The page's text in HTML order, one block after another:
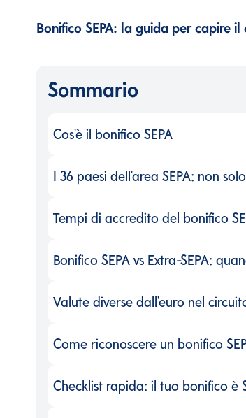
Bonifico SEPA: la guida per capire
Sommario
Cos'è il bonifico SEPA-
Cos'è il bonifico SEPA
I 36 paesi dell'area SEPA: non
I 36 paesi dell'area SEPA: non
Tempi di accredito del bonifico
Tempi di accredito del bonifico
Bonifico SEPA vs Extra-SEPA:
Bonifico SEPA vs Extra-SEPA:
Valute diverse dall'euro nel
Valute diverse dall'euro nel
Come riconoscere un bonifico
Come riconoscere un bonifico
Checklist rapida: il tuo bonifico è
Checklist rapida: il tuo bonifico è